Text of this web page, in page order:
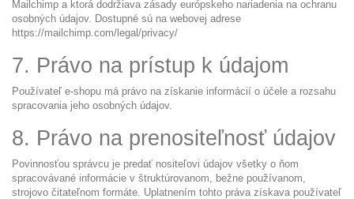
Mailchimp a ktorá dodržiava zásady európskeho nariadenia na ochranu
osobných údajov. Dostupné sú na webovej adrese
https://mailchimp.com/legal/privacy/
7. Právo na prístup k údajom
Používateľ e-shopu má právo na získanie informácií o účele a rozsahu
spracovania jeho osobných údajov.
8. Právo na prenositeľnosť údajov
Povinnosťou správcu je predať nositeľovi údajov všetky o ňom
spracovávané informácie v štruktúrovanom, bežne používanom,
strojovo čitateľnom formáte. Uplatnením tohto práva získava používateľ